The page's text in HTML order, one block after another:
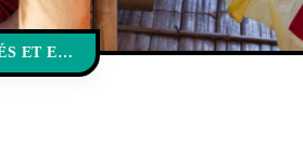
ACTIVITÉS ET EXPÉRIENCES